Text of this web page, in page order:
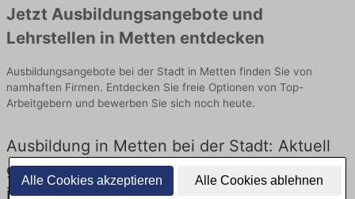
Alle Cookies akzeptieren Alle Cookies ablehnen
Jetzt Ausbildungsangebote und
Lehrstellen in Metten entdecken
Ausbildungsangebote bei der Stadt in Metten finden Sie von
namhaften Firmen. Entdecken Sie freie Optionen von Top-
Arbeitgebern und bewerben Sie sich noch heute.
Ausbildung in Metten bei der Stadt: Aktuell
gibt es keine Stellenangebote für Ausbildung
in Metten